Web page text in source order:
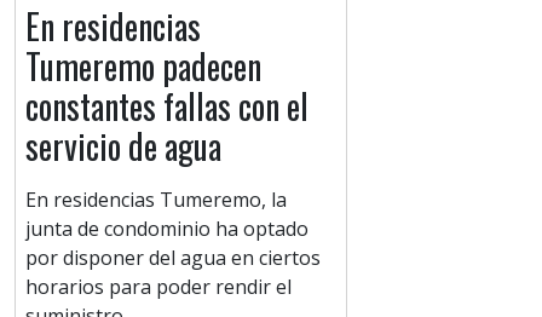
En residencias
Tumeremo padecen
constantes fallas con el
servicio de agua
En residencias Tumeremo, la
junta de condominio ha optado
por disponer del agua en ciertos
horarios para poder rendir el